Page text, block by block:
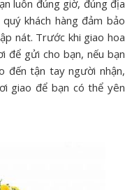
luôn đúng giờ, đúng địa
khách hàng đảm bảo
nát. Trước khi giao hoa
để gửi cho bạn, nếu bạn
đến tận tay người nhận,
giao để bạn có thể yên